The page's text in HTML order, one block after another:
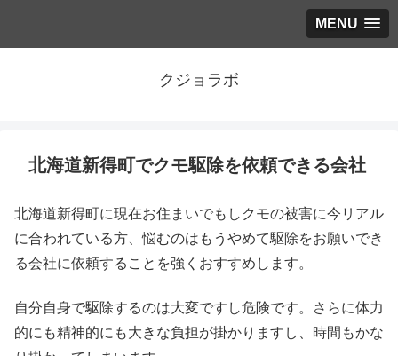
MENU
クジョラボ
北海道新得町でクモ駆除を依頼できる会社
北海道新得町に現在お住まいでもしクモの被害に今リアル
に合われている方、悩むのはもうやめて駆除をお願いでき
る会社に依頼することを強くおすすめします。
自分自身で駆除するのは大変ですし危険です。さらに体力
的にも精神的にも大きな負担が掛かりますし、時間もかな